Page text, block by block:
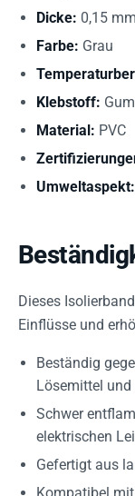
Dicke: 0,15 mm
Farbe: Grau
Klebstoff:
Material: PVC
Umweltaspekt:
Dieses
Einflüsse und
Beständig
Lösemittel und
Schwer
elektrischen
Gefertigt aus